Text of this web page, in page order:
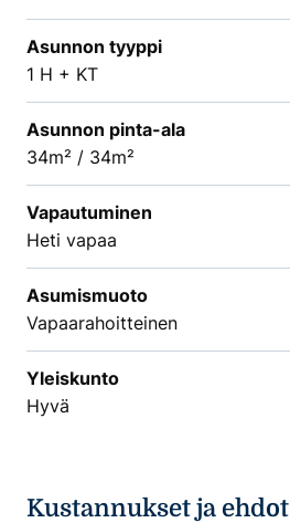
Asunnon tyyppi
1 H + KT
Asunnon pinta-ala
34m² / 34m²
Vapautuminen
Heti vapaa
Asumismuoto
Vapaarahoitteinen
Yleiskunto
Hyvä
Kustannukset ja ehdot